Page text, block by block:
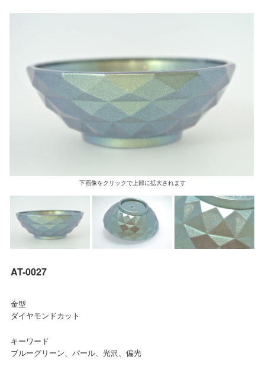
下画像をクリックで上部に拡大されます
AT-0027
金型
ダイヤモンドカット
キーワード
ブルーグリーン、パール、光沢、偏光